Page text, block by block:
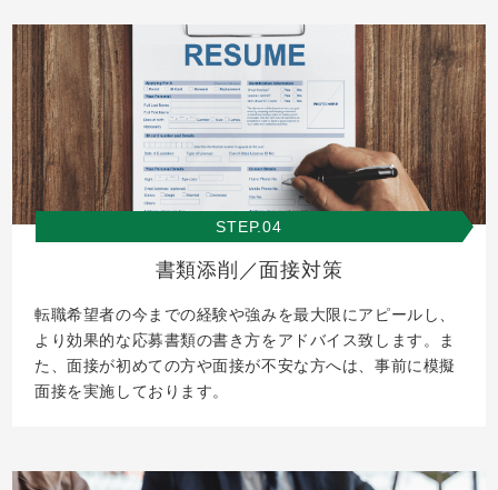
STEP.04
書類添削／面接対策
転職希望者の今までの経験や強みを最大限にアピールし、
より効果的な応募書類の書き方をアドバイス致します。ま
た、面接が初めての方や面接が不安な方へは、事前に模擬
面接を実施しております。